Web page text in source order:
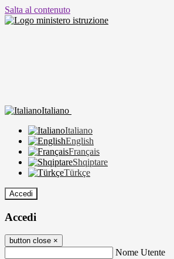
Salta al contenuto
Italiano
Italiano
English
Français
Shqiptare
Türkçe
Accedi
Accedi
button close ×
Nome Utente